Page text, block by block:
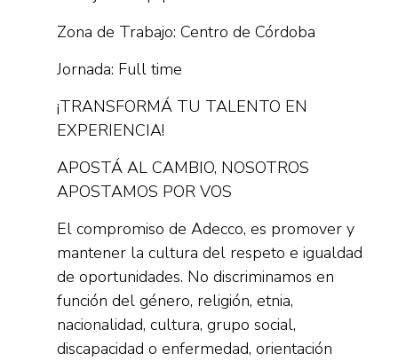
Zona de Trabajo: Centro de Córdoba
Jornada: Full time
¡TRANSFORMÁ TU TALENTO EN
EXPERIENCIA!
APOSTÁ AL CAMBIO, NOSOTROS
APOSTAMOS POR VOS
El compromiso de Adecco, es promover y
mantener la cultura del respeto e igualdad
de oportunidades. No discriminamos en
función del género, religión, etnia,
nacionalidad, cultura, grupo social,
discapacidad o enfermedad, orientación